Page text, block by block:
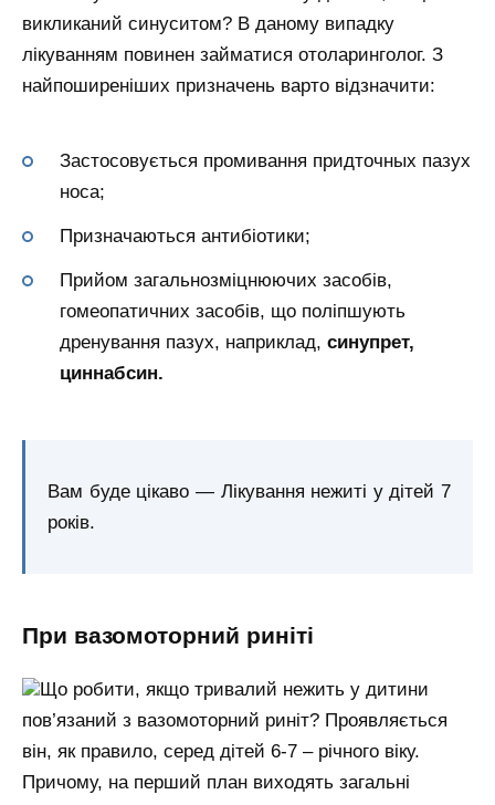
викликаний синуситом? В даному випадку
лікуванням повинен займатися отоларинголог. З
найпоширеніших призначень варто відзначити:
Застосовується промивання придточных пазух
носа;
Призначаються антибіотики;
Прийом загальнозміцнюючих засобів,
гомеопатичних засобів, що поліпшують
дренування пазух, наприклад, синупрет,
циннабсин.
Вам буде цікаво — Лікування нежиті у дітей 7
років.
При вазомоторний риніті
Що робити, якщо тривалий нежить у дитини
пов’язаний з вазомоторний риніт? Проявляється
він, як правило, серед дітей 6-7 – річного віку.
Причому, на перший план виходять загальні